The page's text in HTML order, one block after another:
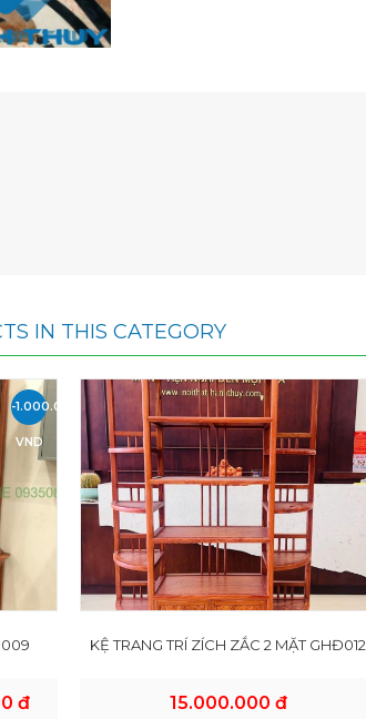
IN THIS CATEGORY
-1.000.000
VND
đ
KỆ TRANG TRÍ ZÍCH ZẮC 2 MẶT GHĐ012
15.000.000 đ